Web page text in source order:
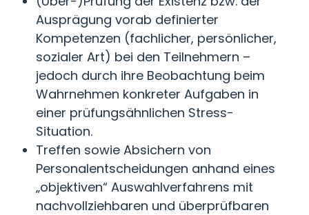
Ausprägung vorab definierter
Kompetenzen (fachlicher, persönlicher,
sozialer Art) bei den Teilnehmern –
jedoch durch ihre Beobachtung beim
Wahrnehmen konkreter Aufgaben in
einer prüfungsähnlichen Stress-
Situation.
Treffen sowie Absichern von
Personalentscheidungen anhand eines
„objektiven“ Auswahlverfahrens mit
nachvollziehbaren und überprüfbaren